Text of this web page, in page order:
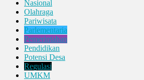
Nasional
Olahraga
Pariwisata
Parlementaria
Pemerintahan
Pendidikan
Potensi Desa
Regulasi
UMKM